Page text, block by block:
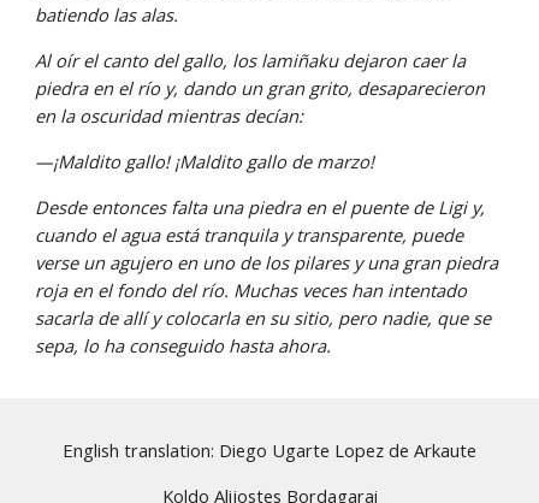
batiendo las alas.
Al oír el canto del gallo, los lamiñaku dejaron caer la
piedra en el río y, dando un gran grito, desaparecieron
en la oscuridad mientras decían:
—¡Maldito gallo! ¡Maldito gallo de marzo!
Desde entonces falta una piedra en el puente de Ligi y,
cuando el agua está tranquila y transparente, puede
verse un agujero en uno de los pilares y una gran piedra
roja en el fondo del río. Muchas veces han intentado
sacarla de allí y colocarla en su sitio, pero nadie, que se
sepa, lo ha conseguido hasta ahora.
English translation: Diego Ugarte Lopez de Arkaute
Koldo Alijostes Bordagarai